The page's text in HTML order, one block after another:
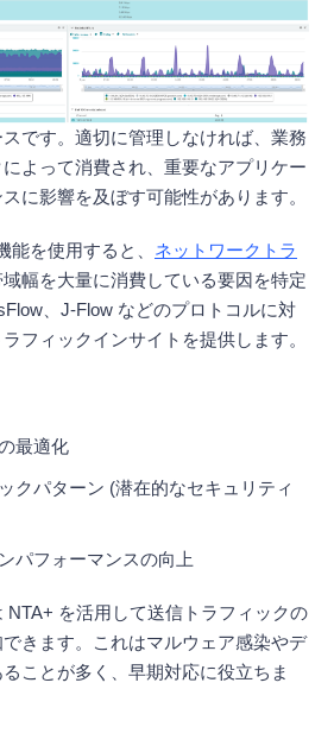
です。適切に管理しなければ、業務
よって消費され、重要なアプリケー
に影響を及ぼす可能性があります。
能を使用すると、 ネットワークトラ
域幅を大量に消費している要因を特定
、J-Flow などのプロトコルに対
フィックインサイトを提供します。
最適化
クパターン (潜在的なセキュリティ
パフォーマンスの向上
NTA+ を活用して送信トラフィックの
きます。これはマルウェア感染やデ
ことが多く、早期対応に役立ちま